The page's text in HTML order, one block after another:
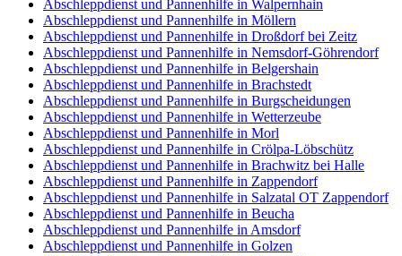
Abschleppdienst und Pannenhilfe in Walpernhain
Abschleppdienst und Pannenhilfe in Möllern
Abschleppdienst und Pannenhilfe in Droßdorf bei Zeitz
Abschleppdienst und Pannenhilfe in Nemsdorf-Göhrendorf
Abschleppdienst und Pannenhilfe in Belgershain
Abschleppdienst und Pannenhilfe in Brachstedt
Abschleppdienst und Pannenhilfe in Burgscheidungen
Abschleppdienst und Pannenhilfe in Wetterzeube
Abschleppdienst und Pannenhilfe in Morl
Abschleppdienst und Pannenhilfe in Crölpa-Löbschütz
Abschleppdienst und Pannenhilfe in Brachwitz bei Halle
Abschleppdienst und Pannenhilfe in Zappendorf
Abschleppdienst und Pannenhilfe in Salzatal OT Zappendorf
Abschleppdienst und Pannenhilfe in Beucha
Abschleppdienst und Pannenhilfe in Amsdorf
Abschleppdienst und Pannenhilfe in Golzen